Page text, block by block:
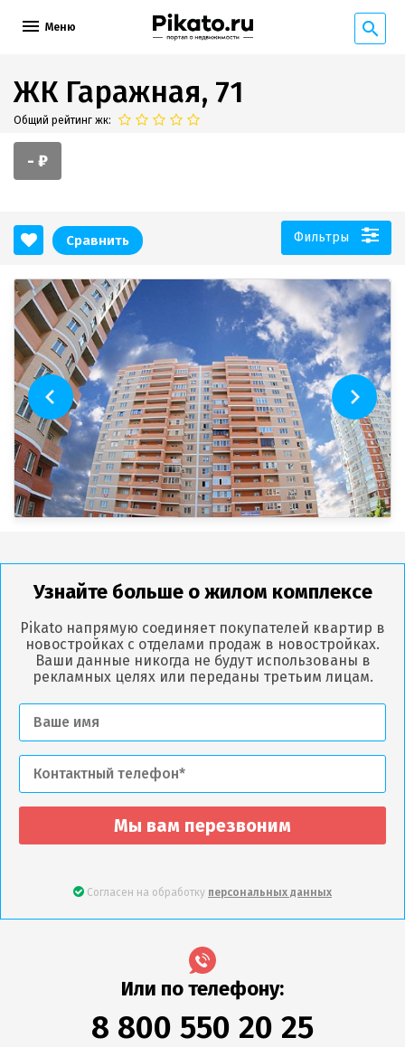
Меню
ЖК Гаражная, 71
Общий рейтинг жк:
- ₽
Сравнить Фильтры
Узнайте больше о жилом комплексе
Pikato напрямую соединяет покупателей квартир в
новостройках с отделами продаж в новостройках.
Ваши данные никогда не будут использованы в
рекламных целях или переданы третьим лицам.
Мы вам перезвоним
Согласен на обработку персональных данных
Или по телефону:
8 800 550 20 25